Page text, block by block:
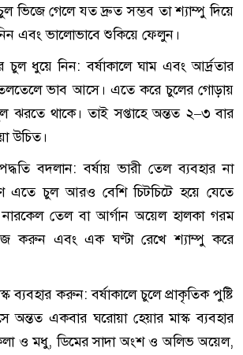
ভিজে গেলে যত দ্রুত সম্ভব তা শ্যাম্পু দিয়ে
এবং ভালোভাবে শুকিয়ে ফেলুন।
চুল ধুয়ে নিন: বর্ষাকালে ঘাম এবং আর্দ্রতার
ভাব আসে। এতে করে চুলের গোড়ায়
থাকে। তাই সপ্তাহে অন্তত ২–৩ বার
উচিত।
বদলান: বর্ষায় ভারী তেল ব্যবহার না
এতে চুল আরও বেশি চিটচিটে হয়ে যেতে
নারকেল তেল বা আর্গান অয়েল হালকা গরম
করুন এবং এক ঘণ্টা রেখে শ্যাম্পু করে
ব্যবহার করুন: বর্ষাকালে চুলে প্রাকৃতিক পুষ্টি
অন্তত একবার ঘরোয়া হেয়ার মাস্ক ব্যবহার
ও মধু, ডিমের সাদা অংশ ও অলিভ অয়েল,